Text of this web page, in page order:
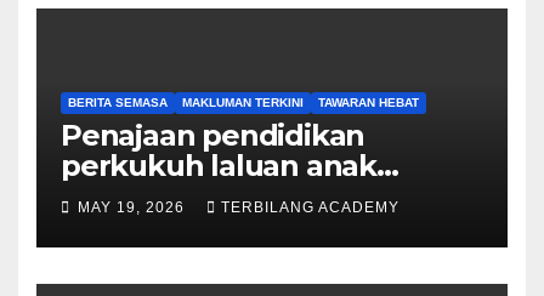
BERITA SEMASA MAKLUMAN TERKINI TAWARAN HEBAT
Penajaan pendidikan
perkukuh laluan anak
Sarawak ke peringkat
Sarjana, PhD
MAY 19, 2026 TERBILANG ACADEMY